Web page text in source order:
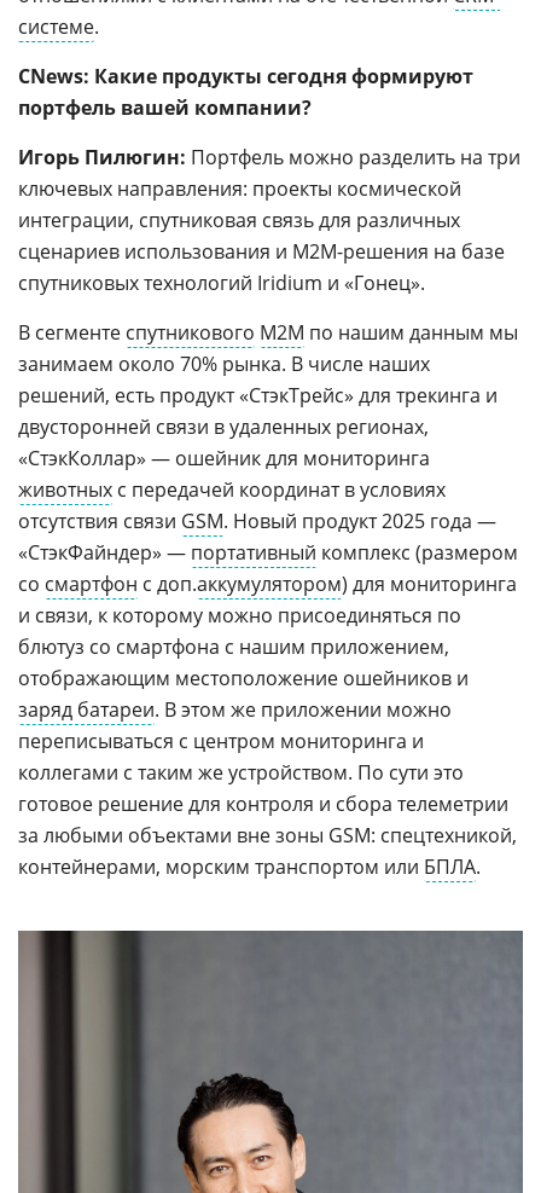
системе.
CNews: Какие продукты сегодня формируют
портфель вашей компании?
Игорь Пилюгин: Портфель можно разделить на три
ключевых направления: проекты космической
интеграции, спутниковая связь для различных
сценариев использования и M2M-решения на базе
спутниковых технологий Iridium и «Гонец».
В сегменте спутникового M2M по нашим данным мы
занимаем около 70% рынка. В числе наших
решений, есть продукт «СтэкТрейс» для трекинга и
двусторонней связи в удаленных регионах,
«СтэкКоллар» — ошейник для мониторинга
животных с передачей координат в условиях
отсутствия связи GSM. Новый продукт 2025 года —
«СтэкФайндер» — портативный комплекс (размером
со смартфон с доп.аккумулятором) для мониторинга
и связи, к которому можно присоединяться по
блютуз со смартфона с нашим приложением,
отображающим местоположение ошейников и
заряд батареи. В этом же приложении можно
переписываться с центром мониторинга и
коллегами с таким же устройством. По сути это
готовое решение для контроля и сбора телеметрии
за любыми объектами вне зоны GSM: спецтехникой,
контейнерами, морским транспортом или БПЛА.